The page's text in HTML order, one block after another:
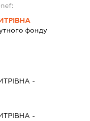
фонду
-
-